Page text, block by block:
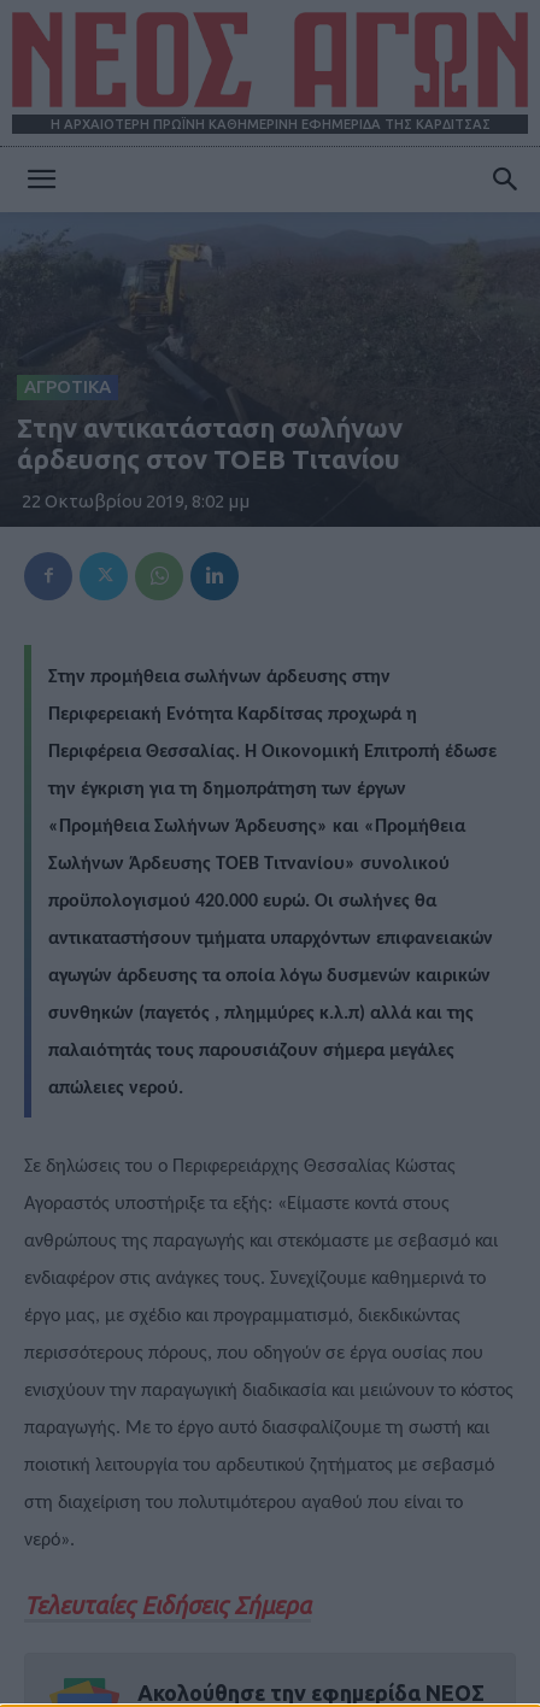
Η ΑΡΧΑΙΟΤΕΡΗ ΠΡΩΪΝΗ ΚΑΘΗΜΕΡΙΝΗ ΕΦΗΜΕΡΙΔΑ ΤΗΣ ΚΑΡΔΙΤΣΑΣ
ΑΓΡΟΤΙΚΑ
Στην αντικατάσταση σωλήνων
άρδευσης στoν ΤΟΕΒ Τιτανίου
22 Οκτωβρίου 2019, 8:02 μμ
Στην προμήθεια σωλήνων άρδευσης στην
Περιφερειακή Ενότητα Καρδίτσας προχωρά η
Περιφέρεια Θεσσαλίας. Η Οικονομική Επιτροπή έδωσε
την έγκριση για τη δημοπράτηση των έργων
«Προμήθεια Σωλήνων Άρδευσης» και «Προμήθεια
Σωλήνων Άρδευσης ΤΟΕΒ Τιτνανίου» συνολικού
προϋπολογισμού 420.000 ευρώ. Οι σωλήνες θα
αντικαταστήσουν τμήματα υπαρχόντων επιφανειακών
αγωγών άρδευσης τα οποία λόγω δυσμενών καιρικών
συνθηκών (παγετός , πλημμύρες κ.λ.π) αλλά και της
παλαιότητάς τους παρουσιάζουν σήμερα μεγάλες
απώλειες νερού.
Σε δηλώσεις του ο Περιφερειάρχης Θεσσαλίας Κώστας
Αγοραστός υποστήριξε τα εξής: «Είμαστε κοντά στους
ανθρώπους της παραγωγής και στεκόμαστε με σεβασμό και
ενδιαφέρον στις ανάγκες τους. Συνεχίζουμε καθημερινά το
έργο μας, με σχέδιο και προγραμματισμό, διεκδικώντας
περισσότερους πόρους, που οδηγούν σε έργα ουσίας που
ενισχύουν την παραγωγική διαδικασία και μειώνουν το κόστος
παραγωγής. Με το έργο αυτό διασφαλίζουμε τη σωστή και
ποιοτική λειτουργία του αρδευτικού ζητήματος με σεβασμό
στη διαχείριση του πολυτιμότερου αγαθού που είναι το
νερό».
Τελευταίες Ειδήσεις Σήμερα
Ακολούθησε την εφημερίδα ΝΕΟΣ